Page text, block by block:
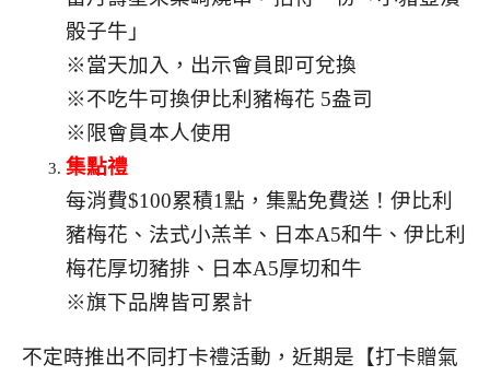
骰子牛」
※當天加入，出示會員即可兌換
※不吃牛可換伊比利豬梅花 5盎司
※限會員本人使用⠀⠀⠀⠀⠀
集點禮
每消費$100累積1點，集點免費送！伊比利
豬梅花、法式小羔羊、日本A5和牛、伊比利
梅花厚切豬排、日本A5厚切和牛
※旗下品牌皆可累計
不定時推出不同打卡禮活動，近期是【打卡贈氣